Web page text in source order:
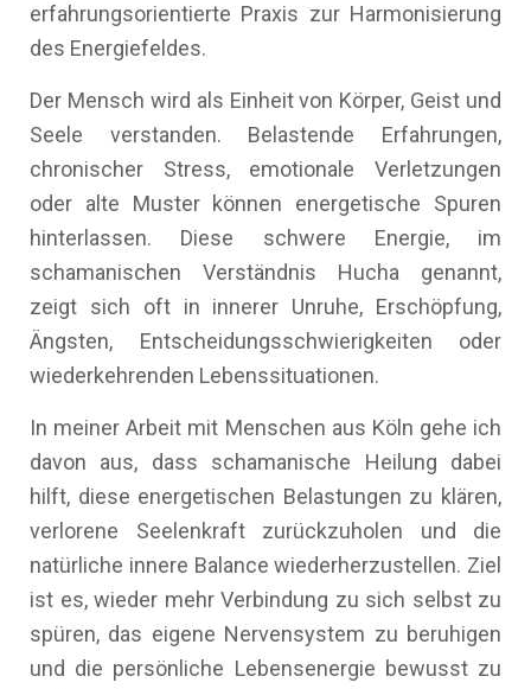
erfahrungsorientierte Praxis zur Harmonisierung
des Energiefeldes.
Der Mensch wird als Einheit von Körper, Geist und
Seele verstanden. Belastende Erfahrungen,
chronischer Stress, emotionale Verletzungen
oder alte Muster können energetische Spuren
hinterlassen. Diese schwere Energie, im
schamanischen Verständnis Hucha genannt,
zeigt sich oft in innerer Unruhe, Erschöpfung,
Ängsten, Entscheidungsschwierigkeiten oder
wiederkehrenden Lebenssituationen.
In meiner Arbeit mit Menschen aus Köln gehe ich
davon aus, dass schamanische Heilung dabei
hilft, diese energetischen Belastungen zu klären,
verlorene Seelenkraft zurückzuholen und die
natürliche innere Balance wiederherzustellen. Ziel
ist es, wieder mehr Verbindung zu sich selbst zu
spüren, das eigene Nervensystem zu beruhigen
und die persönliche Lebensenergie bewusst zu